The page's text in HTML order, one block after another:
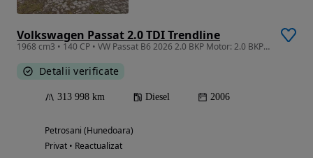
Volkswagen Passat 2.0 TDI Trendline
1968 cm3 • 140 CP • VW Passat B6 2026 2.0 BKP Motor: 2.0 BKP 130cp Un motor foarte bine î
Detalii verificate
313 998 km Diesel 2006
Petrosani (Hunedoara)
Privat • Reactualizat